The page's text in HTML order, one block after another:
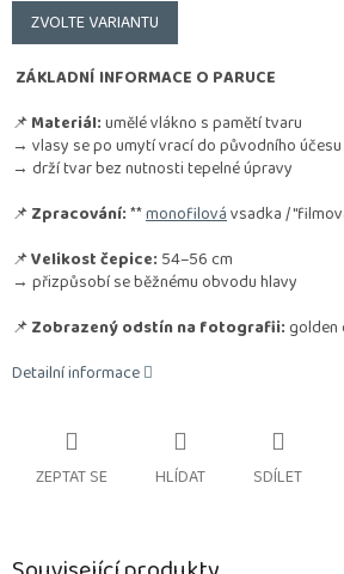
cena:
ZVOLTE VARIANTU
ZÁKLADNÍ INFORMACE O PARUCE
📌Materiál:umělé vlákno s pamětí tvaru
→ vlasy se po umytí vrací do původního účesu
→ drží tvar bez nutnosti tepelné úpravy
📌Zpracování:**monofilovávsadka /
📌Velikost čepice: 54–56 cm
→ přizpůsobí se běžnému obvodu hlavy
📌Zobrazený odstín na fotografii:golden
Detailní informace
ZEPTAT SE HLÍDAT SDÍLET